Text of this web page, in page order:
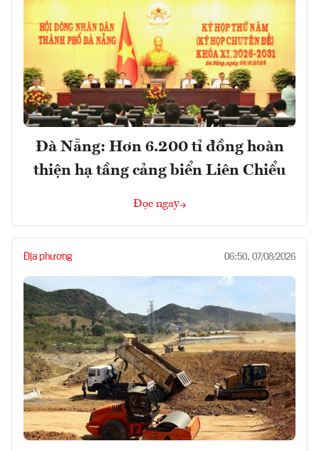
Đà Nẵng: Hơn 6.200 tỉ đồng hoàn
thiện hạ tầng cảng biển Liên Chiểu
Đọc ngay
Địa phương 06:50, 07/08/2026